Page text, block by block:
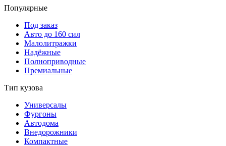
Популярные
Под заказ
Авто до 160 сил
Малолитражки
Надёжные
Полноприводные
Премиальные
Тип кузова
Универсалы
Фургоны
Автодома
Внедорожники
Компактные